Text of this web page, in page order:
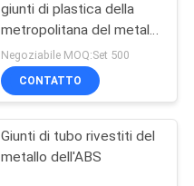
giunti di plastica della
metropolitana del metallo
del tubo 28mm del PVC
che collegano
metropolitana magra
Negoziabile MOQ:Set 500
CONTATTO
Giunti di tubo rivestiti del
metallo dell'ABS